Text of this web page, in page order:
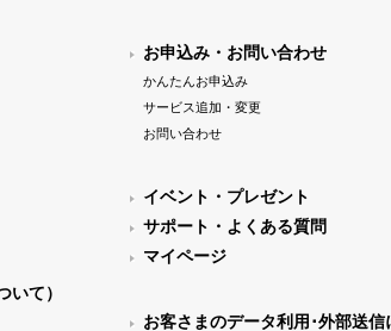
いて）
お申込み・お問い合わせ
かんたんお申込み
サービス追加・変更
お問い合わせ
イベント・プレゼント
サポート・よくある質問
マイページ
お客さまのデータ利用･外部送信